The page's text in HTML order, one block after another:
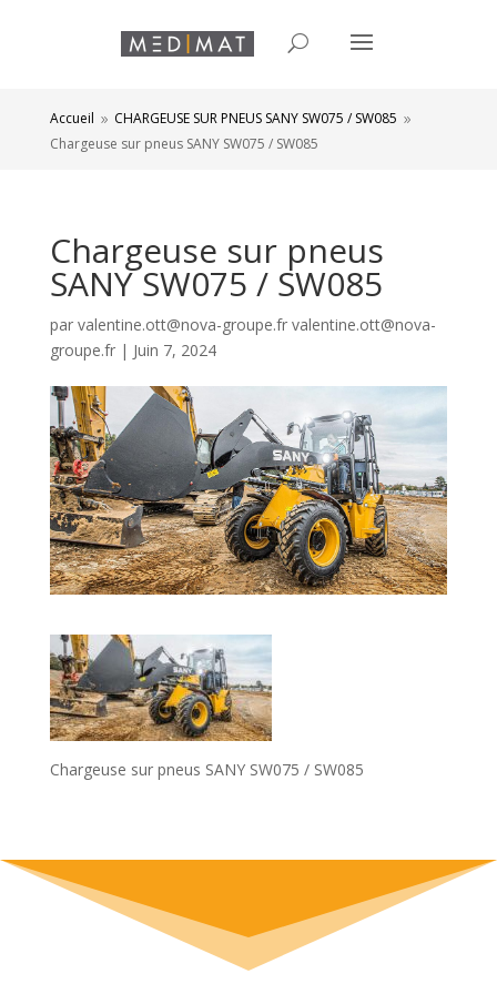
Accueil 9 CHARGEUSE SUR PNEUS SANY SW075 / SW085 9
Chargeuse sur pneus SANY SW075 / SW085
Chargeuse sur pneus
SANY SW075 / SW085
par valentine.ott@nova-groupe.fr valentine.ott@nova-
groupe.fr| Juin 7, 2024
Chargeuse sur pneus SANY SW075 / SW085